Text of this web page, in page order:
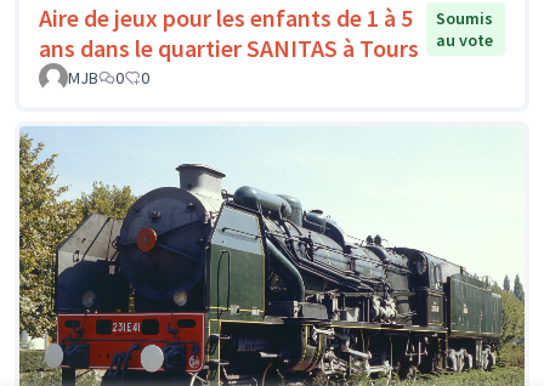
Aire de jeux pour les enfants de 1 à 5
ans dans le quartier SANITAS à Tours
Soumis
au vote
MJB
0 0